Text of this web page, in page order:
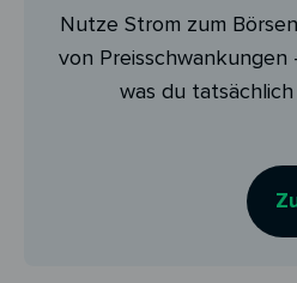
Nutze Strom zum
von
was du